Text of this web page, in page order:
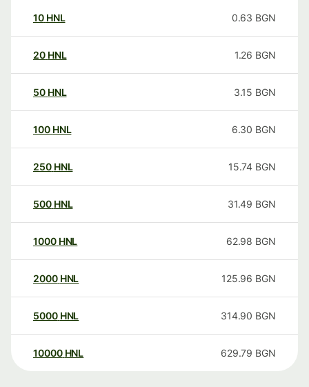
10 HNL 0.63 BGN
20 HNL 1.26 BGN
50 HNL 3.15 BGN
100 HNL 6.30 BGN
250 HNL 15.74 BGN
500 HNL 31.49 BGN
1000 HNL 62.98 BGN
2000 HNL 125.96 BGN
5000 HNL 314.90 BGN
10000 HNL 629.79 BGN